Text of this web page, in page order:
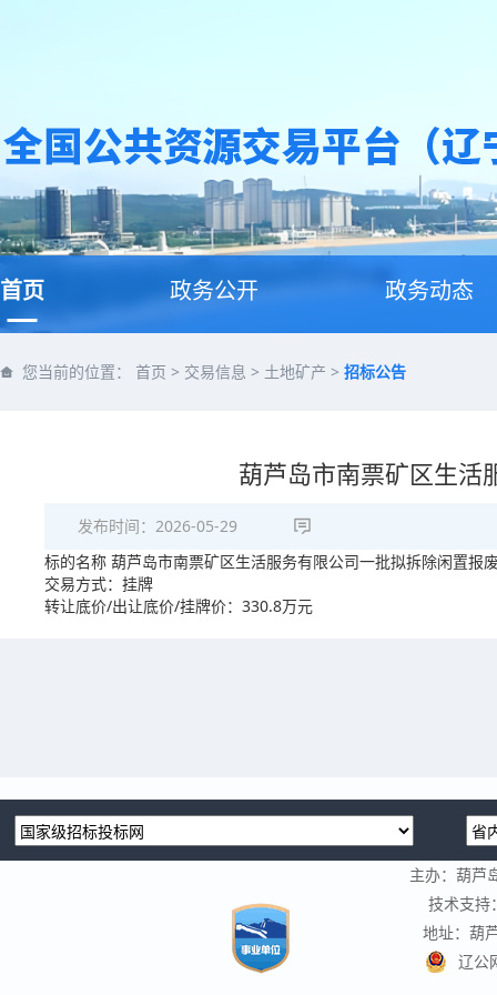
首页 政务公开 政务动态
您当前的位置： 首页 > 交易信息 > 土地矿产 > 招标公告
葫芦岛市南票矿区生活
发布时间： 2026-05-29
标的名称 葫芦岛市南票矿区生活服务有限公司一批拟拆除闲置报
交易方式：挂牌
转让底价/出让底价/挂牌价：330.8万元
主办：葫芦
技术支持
地址：葫
辽公